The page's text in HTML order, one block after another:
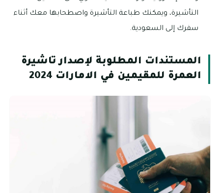
التأشيرة، ويمكنك طباعة التأشيرة واصطحابها معك أثناء
سفرك إلى السعودية.
المستندات المطلوبة لإصدار تاشيرة
العمرة للمقيمين في الامارات 2024